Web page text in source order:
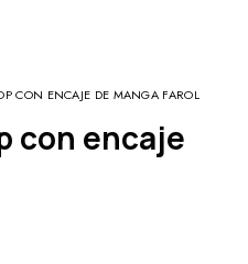
CON ENCAJE DE MANGA FAROL